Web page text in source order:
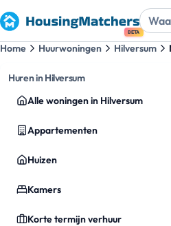
BETA
Home Huurwoningen Hilversum
Huren in Hilversum
Alle woningen in Hilversum
Appartementen
Huizen
Kamers
Korte termijn verhuur